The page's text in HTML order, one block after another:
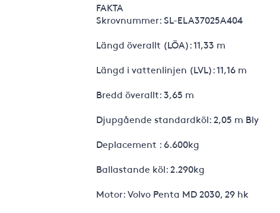
FAKTA
Skrovnummer: SL-ELA37025A404
Längd överallt (LÖA): 11,33 m
Längd i vattenlinjen (LVL): 11,16 m
Bredd överallt: 3,65 m
Djupgående standardköl: 2,05 m Bly
Deplacement : 6.600kg
Ballastande köl: 2.290kg
Motor: Volvo Penta MD 2030, 29 hk